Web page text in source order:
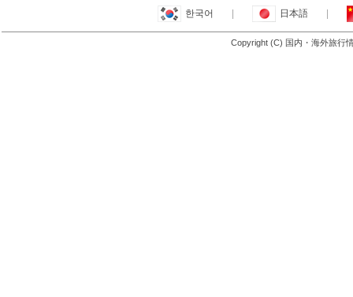
三つ星
한국어 日本語
Copyright (C) 国内・海外旅行